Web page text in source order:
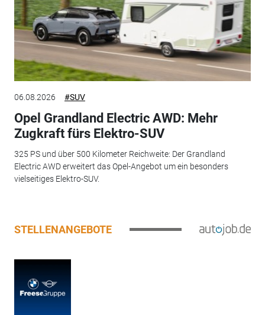
06.08.2026 #SUV
Opel Grandland Electric AWD: Mehr
Zugkraft fürs Elektro-SUV
325 PS und über 500 Kilometer Reichweite: Der Grandland
Electric AWD erweitert das Opel-Angebot um ein besonders
vielseitiges Elektro-SUV.
STELLENANGEBOTE